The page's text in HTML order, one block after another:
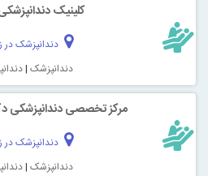
کلینیک
دندانپزشک در
دندانپزشک |
مرکز تخصصی دندانپزشکی
دندانپزشک در
دندانپزشک |